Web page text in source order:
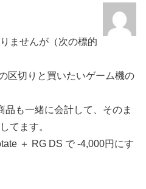
ませんが（次の標的
区切りと買いたいゲーム機の
品も一緒に会計して、そのま
てます。
＋ RG DS で -4,000円にす